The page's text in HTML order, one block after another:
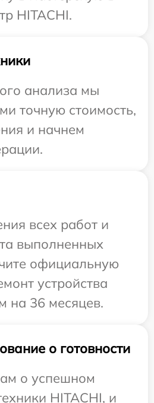
HITACHI.
анализа мы
точную стоимость,
и начнем
всех работ и
выполненных
официальную
устройства
на 36 месяцев.
о готовности
о успешном
HITACHI, и